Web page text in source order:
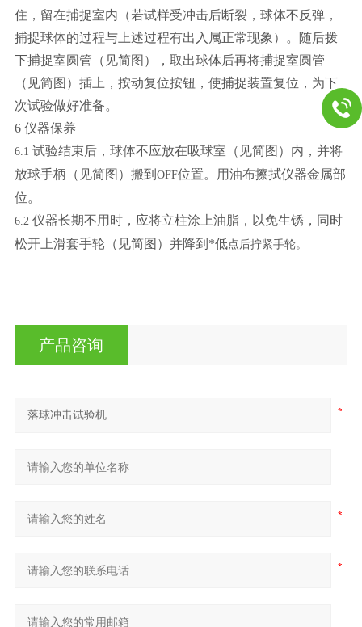
住，留在捕捉室内（若试样受冲击后断裂，球体不反弹，
捕捉球体的过程与上述过程有出入属正常现象）。随后拨
下捕捉室圆管（见简图），取出球体后再将捕捉室圆管
（见简图）插上，按动复位按钮，使捕捉装置复位，为下
次试验做好准备。
6 仪器保养
6.1 试验结束后，球体不应放在吸球室（见简图）内，并将
放球手柄（见简图）搬到 OFF位置。用油布擦拭仪器金属部
位。
6.2 仪器长期不用时，应将立柱涂上油脂，以免生锈，同时
松开上滑套手轮（见简图）并降到*低点后拧紧手轮。
产品咨询